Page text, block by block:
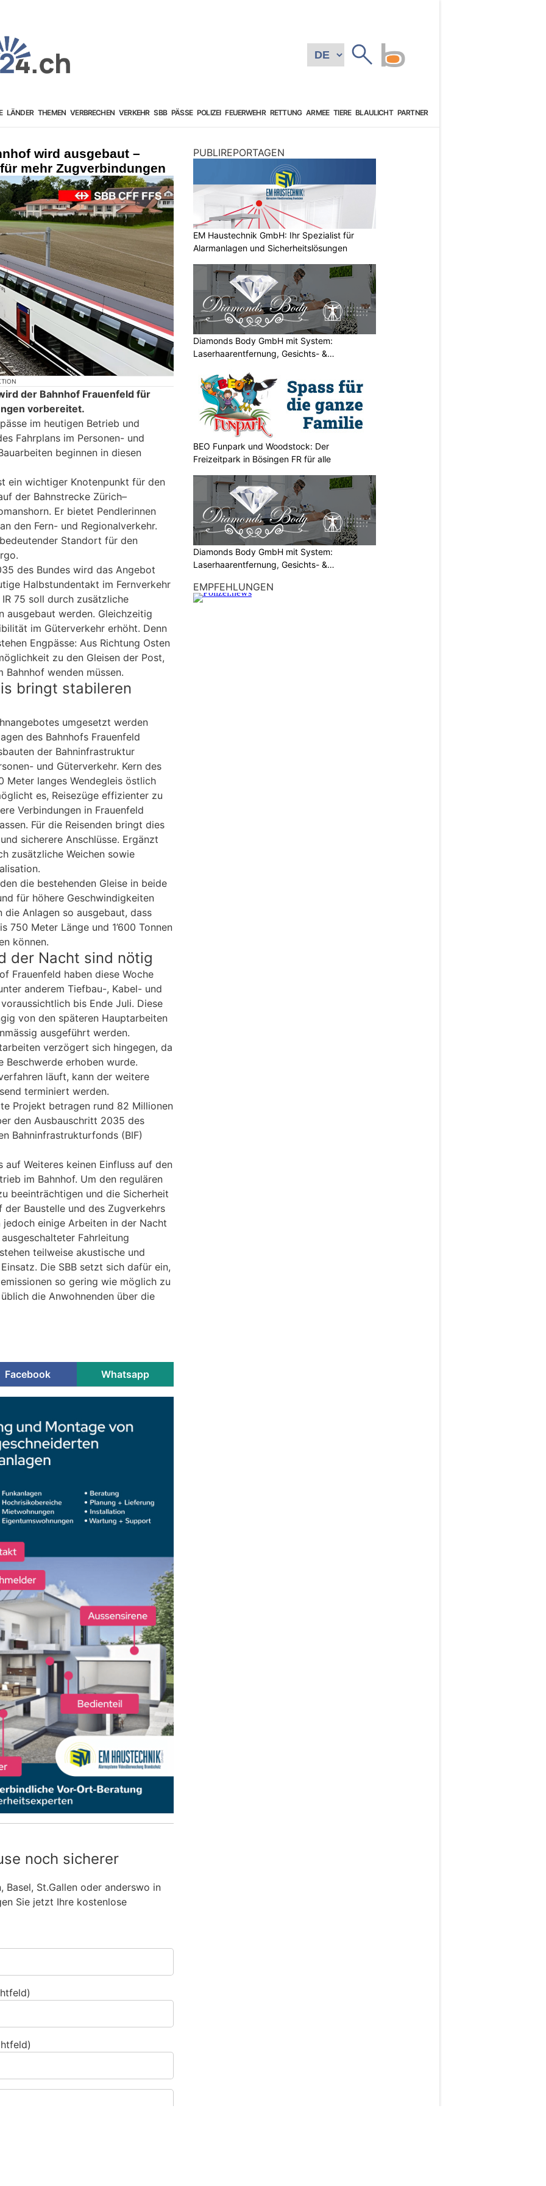
LÄNDER THEMEN VERBRECHEN VERKEHR SBB PÄSSE POLIZEI FEUERWEHR RETTUNG ARMEE TIERE BLAULICHT PARTNER
wird ausgebaut –
mehr Zugverbindungen
der Bahnhof Frauenfeld für
vorbereitet.
im heutigen Betrieb und
Fahrplans im Personen- und
beginnen in diesen
ein wichtiger Knotenpunkt für den
der Bahnstrecke Zürich–
Er bietet Pendlerinnen
den Fern- und Regionalverkehr.
Standort für den
des Bundes wird das Angebot
Halbstundentakt im Fernverkehr
75 soll durch zusätzliche
ausgebaut werden. Gleichzeitig
im Güterverkehr erhöht. Denn
Engpässe: Aus Richtung Osten
zu den Gleisen der Post,
wenden müssen.
bringt stabileren
umgesetzt werden
des Bahnhofs Frauenfeld
der Bahninfrastruktur
und Güterverkehr. Kern des
Meter langes Wendegleis östlich
es, Reisezüge effizienter zu
Verbindungen in Frauenfeld
Für die Reisenden bringt dies
sicherere Anschlüsse. Ergänzt
zusätzliche Weichen sowie
die bestehenden Gleise in beide
für höhere Geschwindigkeiten
Anlagen so ausgebaut, dass
750 Meter Länge und 1’600 Tonnen
können.
der Nacht sind nötig
Frauenfeld haben diese Woche
anderem Tiefbau-, Kabel- und
bis Ende Juli. Diese
von den späteren Hauptarbeiten
ausgeführt werden.
verzögert sich hingegen, da
Beschwerde erhoben wurde.
läuft, kann der weitere
terminiert werden.
Projekt betragen rund 82 Millionen
den Ausbauschritt 2035 des
Bahninfrastrukturfonds (BIF)
auf Weiteres keinen Einfluss auf den
im Bahnhof. Um den regulären
beeinträchtigen und die Sicherheit
Baustelle und des Zugverkehrs
jedoch einige Arbeiten in der Nacht
Fahrleitung
teilweise akustische und
Die SBB setzt sich dafür ein,
so gering wie möglich zu
die Anwohnenden über die
Facebook Whatsapp
noch sicherer
Basel, St.Gallen oder anderswo in
Sie jetzt Ihre kostenlose
PUBLIREPORTAGEN
EM Haustechnik GmbH: Ihr Spezialist für
Alarmanlagen und Sicherheitslösungen
Diamonds Body GmbH mit System:
Laserhaarentfernung, Gesichts- &
BEO Funpark und Woodstock: Der
Freizeitpark in Bösingen FR für alle
Diamonds Body GmbH mit System:
Laserhaarentfernung, Gesichts- &
EMPFEHLUNGEN